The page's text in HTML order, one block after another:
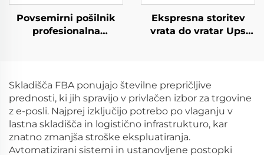
Povsemirni pošilnik
profesionalna
pošiljanje tovora v
Evropo ZDA DDP
Ekspresna storitev
vrata do vratar Ups
Skladišča FBA ponujajo številne prepričljive
prednosti, ki jih spravijo v privlačen izbor za trgovine
z e-posli. Najprej izključijo potrebo po vlaganju v
lastna skladišča in logistično infrastrukturo, kar
znatno zmanjša stroške ekspluatiranja.
Avtomatizirani sistemi in ustanovljene postopki